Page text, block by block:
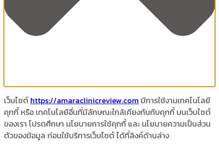
เว็บไซต์ https://amaraclinicreview.com มีการใช้งานเทคโนโลยี
คุกกี้ หรือ เทคโนโลยีอื่นที่มีลักษณะใกล้เคียงกันกับคุกกี้ บนเว็บไซต์
ของเรา โปรดศึกษา นโยบายการใช้คุกกี้ และ นโยบายความเป็นส่วน
ตัวของข้อมูล ก่อนใช้บริการเว็บไซต์ ได้ที่ลิงค์ด้านล่าง